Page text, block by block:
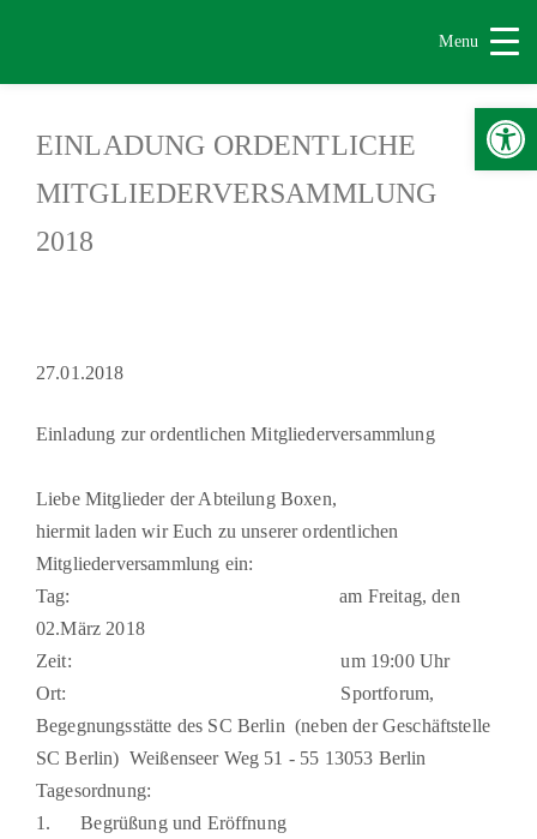
Menu
EINLADUNG ORDENTLICHE
MITGLIEDERVERSAMMLUNG
2018
27.01.2018
Einladung zur ordentlichen Mitgliederversammlung
Liebe Mitglieder der Abteilung Boxen,
hiermit laden wir Euch zu unserer ordentlichen
Mitgliederversammlung ein:
Tag: am Freitag, den
02.März 2018
Zeit: um 19:00 Uhr
Ort: Sportforum,
Begegnungsstätte des SC Berlin (neben der Geschäftstelle
SC Berlin) Weißenseer Weg 51 - 55 13053 Berlin
Tagesordnung:
1. Begrüßung und Eröffnung